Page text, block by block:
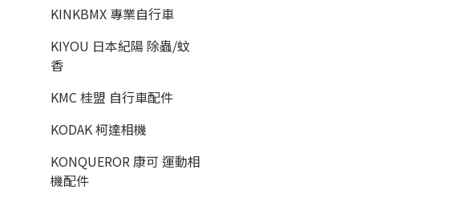
KINKBMX 專業自行車
KIYOU 日本紀陽 除蟲/蚊
香
KMC 桂盟 自行車配件
KODAK 柯達相機
KONQUEROR 康可 運動相
機配件